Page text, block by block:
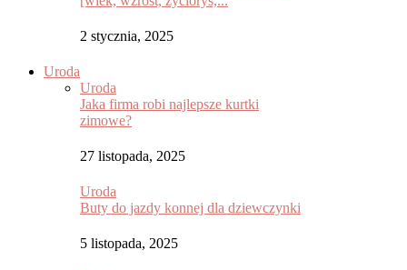
2 stycznia, 2025
Uroda
Uroda
Jaka firma robi najlepsze kurtki
zimowe?
27 listopada, 2025
Uroda
Buty do jazdy konnej dla dziewczynki
5 listopada, 2025